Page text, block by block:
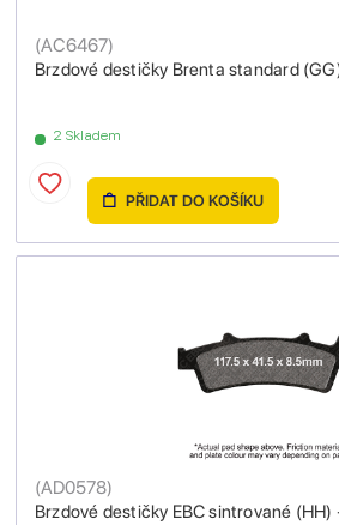
Brzdové destičky Brenta standard
(AC6467)
2 Skladem
PŘIDAT DO KOŠÍKU
Brzdové destičky EBC sintrované (HH)
(AD0578)